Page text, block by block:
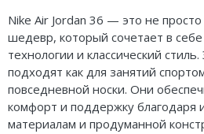
Nike Air Jordan 36 — это не
шедевр, который сочетает в
технологии и классический
подходят как для занятий
повседневной носки. Они
комфорт и поддержку благодаря
материалам и продуманной